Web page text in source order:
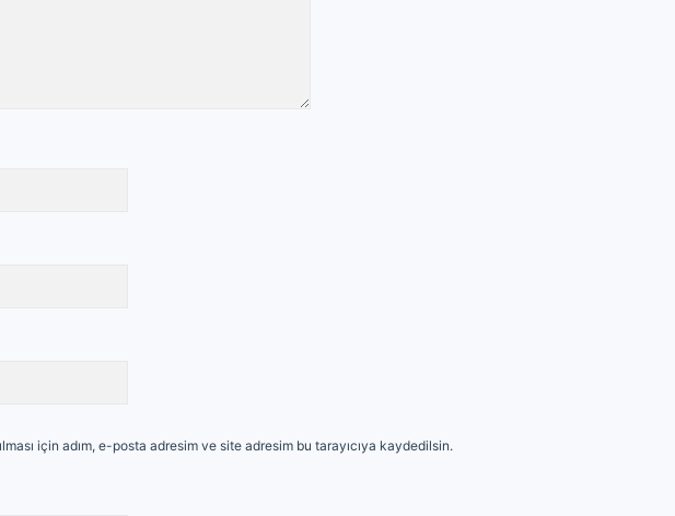
için adım, e-posta adresim ve site adresim bu tarayıcıya kaydedilsin.